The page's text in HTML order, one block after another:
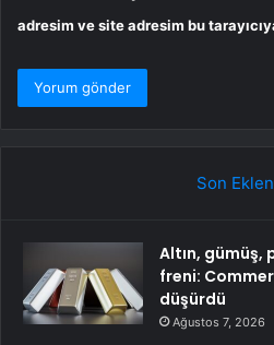
adresim ve site adresim bu
Son
Altın, gümüş,
freni:
düşürdü
Ağustos 7, 2026